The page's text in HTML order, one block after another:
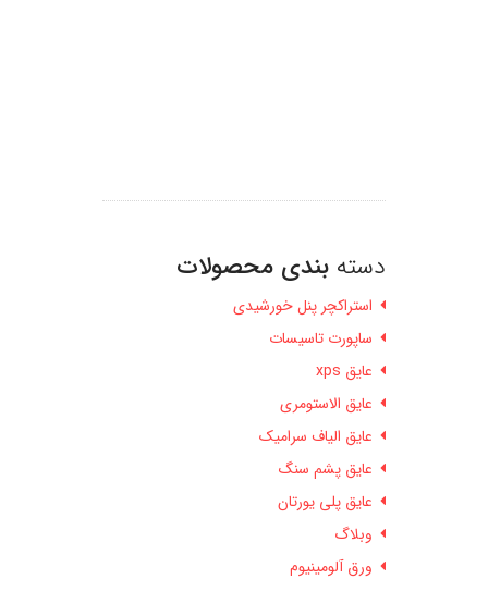
دسته بندی محصولات
استراکچر پنل خورشیدی
ساپورت تاسیسات
عایق xps
عایق الاستومری
عایق الیاف سرامیک
عایق پشم سنگ
عایق پلی یورتان
وبلاگ
ورق آلومینیوم